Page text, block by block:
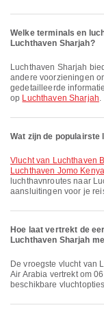
Welke terminals en
Luchthaven Sharjah?
Luchthaven Sharjah biedt Rolstoel, Parkeerplaatsen, Lounge en vele
andere voorzieningen
gedetailleerde
op Luchthaven Sharjah.
Wat zijn de
vlucht van
Luchthaven Jomo
luchthavnroutes naar
aansluitingen voor je
Hoe laat vertrekt de
Luchthaven Sharjah
De vroegste vlucht van Luchthaven Dhaka naar Luchthaven Sharjah met
Air Arabia vertrekt om
beschikbare